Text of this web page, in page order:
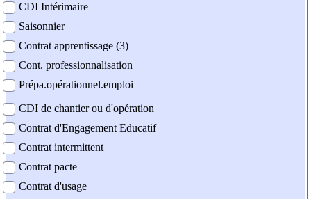
CDI Intérimaire
Saisonnier
Contrat apprentissage (3)
Cont. professionnalisation
Prépa.opérationnel.emploi
CDI de chantier ou d'opération
Contrat d'Engagement Educatif
Contrat intermittent
Contrat pacte
Contrat d'usage